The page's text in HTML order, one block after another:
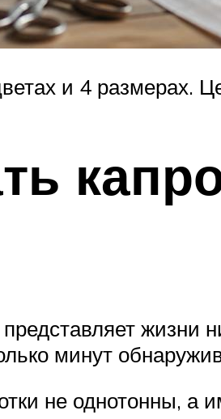
и 4 размерах.
представляет
минут
не однотонны, а